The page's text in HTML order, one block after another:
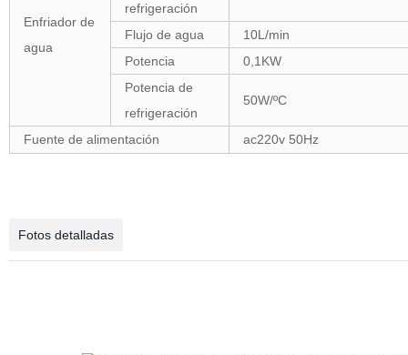
Enfriador de
agua
refrigeración
Flujo de agua
10L/min
Potencia
0,1KW
Potencia de
refrigeración
50W/ºC
Fuente de alimentación ac220v 50Hz
Fotos detalladas